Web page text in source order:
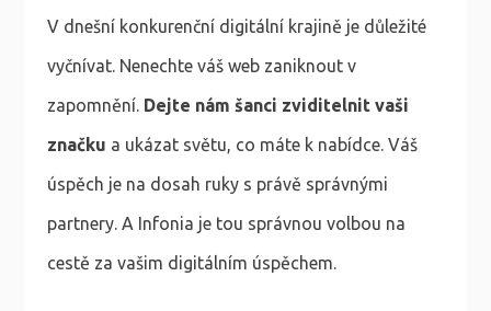
V dnešní konkurenční digitální krajině je důležité
vyčnívat. Nenechte váš web zaniknout v
zapomnění. Dejte nám šanci zviditelnit vaši
značku a ukázat světu, co máte k nabídce. Váš
úspěch je na dosah ruky s právě správnými
partnery. A Infonia je tou správnou volbou na
cestě za vašim digitálním úspěchem.